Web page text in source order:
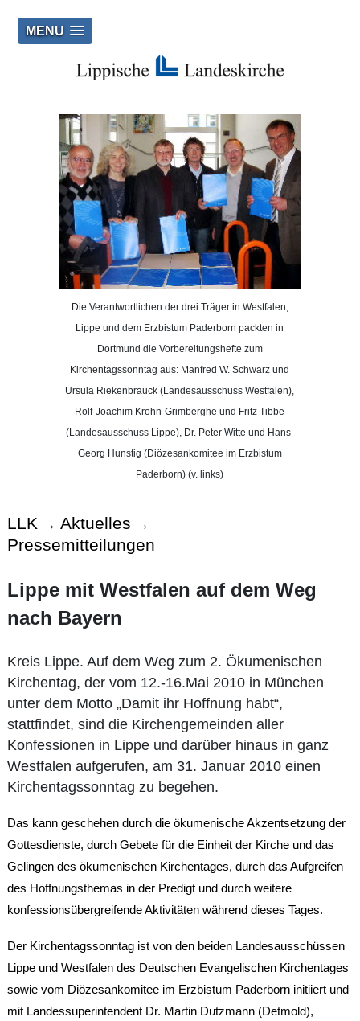
MENU
Die Verantwortlichen der drei Träger in Westfalen,
Lippe und dem Erzbistum Paderborn packten in
Dortmund die Vorbereitungshefte zum
Kirchentagssonntag aus: Manfred W. Schwarz und
Ursula Riekenbrauck (Landesausschuss Westfalen),
Rolf-Joachim Krohn-Grimberghe und Fritz Tibbe
(Landesausschuss Lippe), Dr. Peter Witte und Hans-
Georg Hunstig (Diözesankomitee im Erzbistum
Paderborn) (v. links)
LLK→ Aktuelles →
Pressemitteilungen
Lippe mit Westfalen auf dem Weg
nach Bayern
Kreis Lippe. Auf dem Weg zum 2. Ökumenischen
Kirchentag, der vom 12.-16.Mai 2010 in München
unter dem Motto „Damit ihr Hoffnung habt“,
stattfindet, sind die Kirchengemeinden aller
Konfessionen in Lippe und darüber hinaus in ganz
Westfalen aufgerufen, am 31. Januar 2010 einen
Kirchentagssonntag zu begehen.
Das kann geschehen durch die ökumenische Akzentsetzung der
Gottesdienste, durch Gebete für die Einheit der Kirche und das
Gelingen des ökumenischen Kirchentages, durch das Aufgreifen
des Hoffnungsthemas in der Predigt und durch weitere
konfessionsübergreifende Aktivitäten während dieses Tages.
Der Kirchentagssonntag ist von den beiden Landesausschüssen
Lippe und Westfalen des Deutschen Evangelischen Kirchentages
sowie vom Diözesankomitee im Erzbistum Paderborn initiiert und
mit Landessuperintendent Dr. Martin Dutzmann (Detmold),